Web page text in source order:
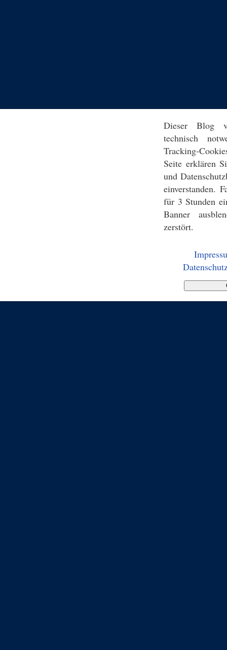
Dieser Blog
technisch
Tracking-
Seite erklären
und
einverstanden.
für 3 Stunden
Banner
zerstört.